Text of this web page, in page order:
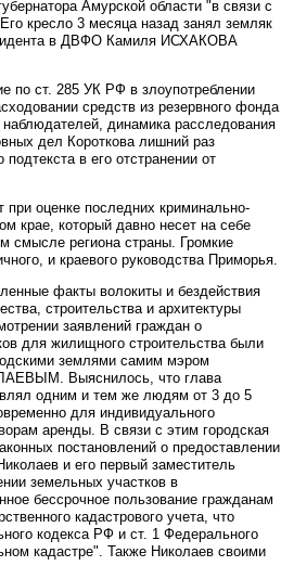
Амурской области "в связи с
кресло 3 месяца назад занял земляк
в ДВФО Камиля ИСХАКОВА
по ст. 285 УК РФ в злоупотреблении
средств из резервного фонда
динамика расследования
дел Короткова лишний раз
в его отстранении от
оценке последних криминально-
крае, который давно несет на себе
смысле региона страны. Громкие
и краевого руководства Приморья.
факты волокиты и бездействия
строительства и архитектуры
заявлений граждан о
для жилищного строительства были
землями самим мэром
Выяснилось, что глава
одним и тем же людям от 3 до 5
для индивидуального
аренды. В связи с этим городская
постановлений о предоставлении
и его первый заместитель
земельных участков в
бессрочное пользование гражданам
кадастрового учета, что
кодекса РФ и ст. 1 Федерального
кадастре". Также Николаев своими